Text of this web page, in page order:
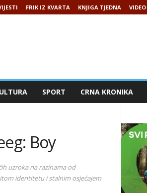
FRIK IZ KVARTA KNJIGA TJEDNA
SPORT CRNA KRONIKA
Boy
uzroka na razinama od
identitetu i stalnim osjećajem